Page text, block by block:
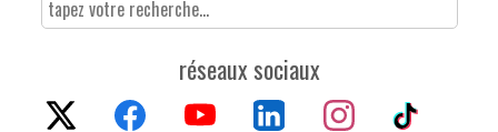
réseaux sociaux